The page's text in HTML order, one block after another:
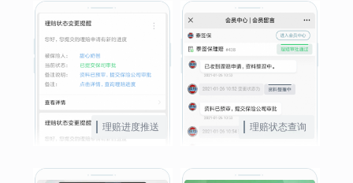
理赔进度推送 理赔状态查询